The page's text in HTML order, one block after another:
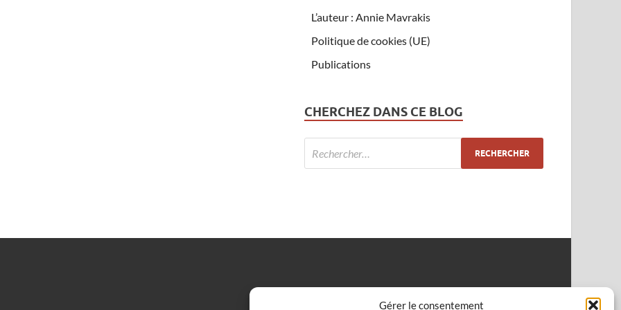
Gérer le consentement
L’auteur : Annie Mavrakis
Politique de cookies (UE)
Publications
CHERCHEZ DANS CE BLOG